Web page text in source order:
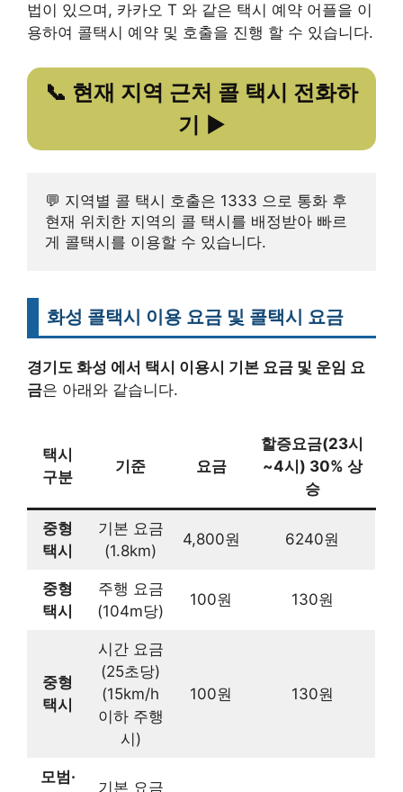
법이 있으며, 카카오 T 와 같은 택시 예약 어플을 이
용하여 콜택시 예약 및 호출을 진행 할 수 있습니다.
📞 현재 지역 근처 콜 택시 전화하
기
►
💬 지역별 콜 택시 호출은 1333 으로 통화 후
현재 위치한 지역의 콜 택시를 배정받아 빠르
게 콜택시를 이용할 수 있습니다.
화성 콜택시 이용 요금 및 콜택시 요금
경기도 화성 에서 택시 이용시 기본 요금 및 운임 요
금은 아래와 같습니다.
택시
구분
기준 요금
할증요금(23시
~4시) 30% 상
승
중형
택시
기본 요금
(1.8km)
4,800원 6240원
중형
택시
주행 요금
(104m당)
100원 130원
중형
택시
시간 요금
(25초당)
(15km/h
이하 주행
시)
100원 130원
모범·
기본 요금